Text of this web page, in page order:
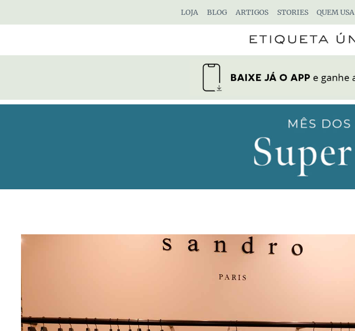
LOJA BLOG ARTIGOS STORIES QUEM USA